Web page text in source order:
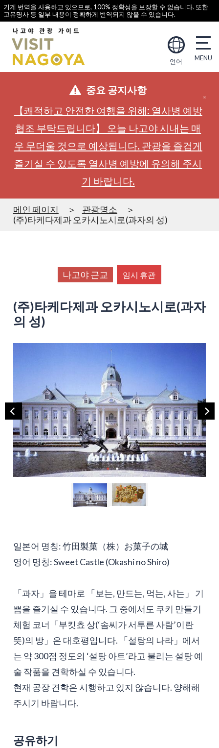
기계 번역을 사용하고 있으므로, 100% 정확성을 보장할 수 없습니다. 또한
고유명사 등 일부 내용이 정확하게 번역되지 않을 수 있습니다.
언어
중요 공지사항
【쾌적하고 안전한 여행을 위해: 열사병 예방
협조 부탁드립니다】 오늘 나고야 시내는 매
우 무더울 것으로 예상됩니다. 관광을 즐겁게
즐기실 수 있도록 열사병 예방에 유의해 주시
기 바랍니다.
메인 페이지
관광명소
(주)타케다제과 오카시노시로(과자의 성)
나고야 근교 임시 휴관
(주)타케다제과 오카시노시로(과자
의 성)
일본어 명칭: 竹田製菓（株）お菓子の城
영어 명칭: Sweet Castle (Okashi no Shiro)
「과자」을 테마로 「보는, 만드는, 먹는, 사는」 기
쁨을 즐기실 수 있습니다. 그 중에서도 쿠키 만들기
체험 코너「부킷쵸 상(‘솜씨가 서투른 사람’이란
뜻)의 방」은 대호평입니다. 「설탕의 나라」에서
는 약 300점 정도의 ‘설탕 아트’라고 불리는 설탕 예
술 작품을 견학하실 수 있습니다.
현재 공장 견학은 시행하고 있지 않습니다. 양해해
주시기 바랍니다.
공유하기